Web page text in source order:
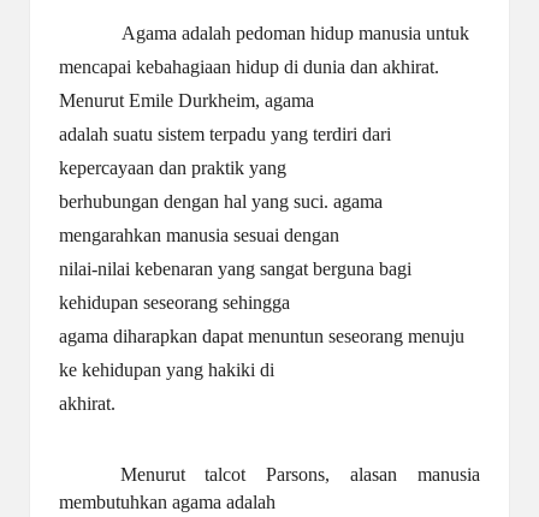
Agama adalah pedoman hidup manusia untuk
mencapai kebahagiaan hidup di dunia dan akhirat.
Menurut Emile Durkheim, agama
adalah suatu sistem terpadu yang terdiri dari
kepercayaan dan praktik yang
berhubungan dengan hal yang suci. agama
mengarahkan manusia sesuai dengan
nilai-nilai kebenaran yang sangat berguna bagi
kehidupan seseorang sehingga
agama diharapkan dapat menuntun seseorang menuju
ke kehidupan yang hakiki di
akhirat.
Menurut talcot Parsons, alasan manusia
membutuhkan agama adalah